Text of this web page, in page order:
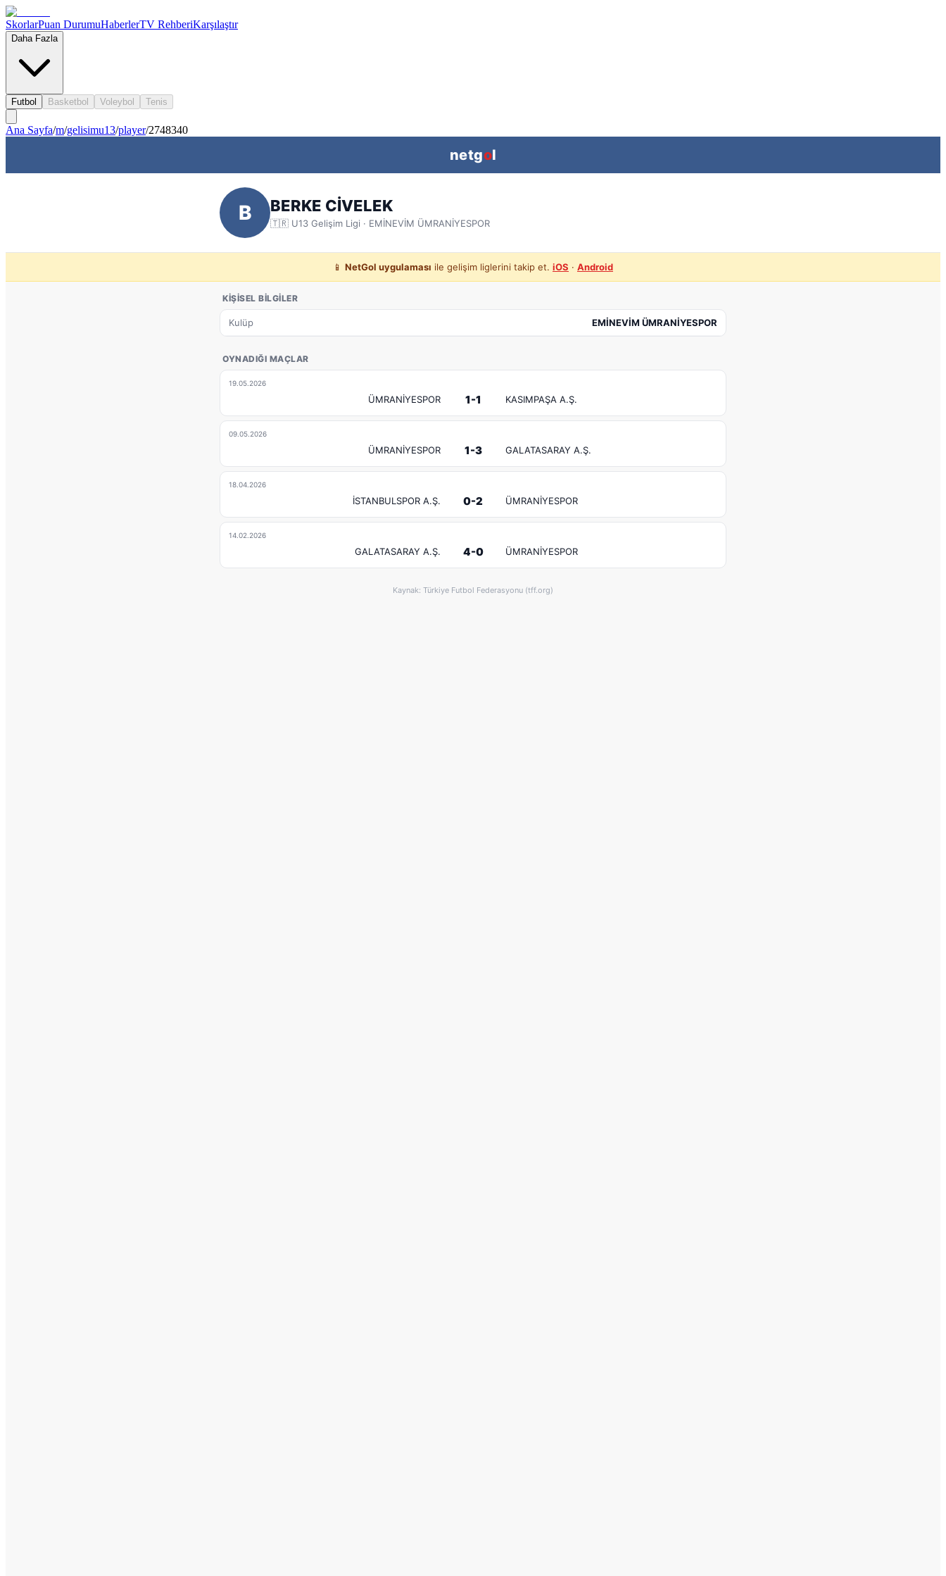
SkorlarPuan DurumuHaberlerTV RehberiKarşılaştır
Daha Fazla
Futbol Basketbol Voleybol Tenis
Ana Sayfa/m/gelisimu13/player/2748340
netgol
B BERKE CİVELEK
🇹🇷 U13 Gelişim Ligi · EMİNEVİM ÜMRANİYESPOR
📱 NetGol uygulaması ile gelişim liglerini takip et. iOS · Android
KIŞISEL BILGILER
Kulüp EMİNEVİM ÜMRANİYESPOR
OYNADIĞI MAÇLAR
19.05.2026
ÜMRANİYESPOR 1-1 KASIMPAŞA A.Ş.
09.05.2026
ÜMRANİYESPOR 1-3 GALATASARAY A.Ş.
18.04.2026
İSTANBULSPOR A.Ş. 0-2 ÜMRANİYESPOR
14.02.2026
GALATASARAY A.Ş. 4-0 ÜMRANİYESPOR
Kaynak: Türkiye Futbol Federasyonu (tff.org)